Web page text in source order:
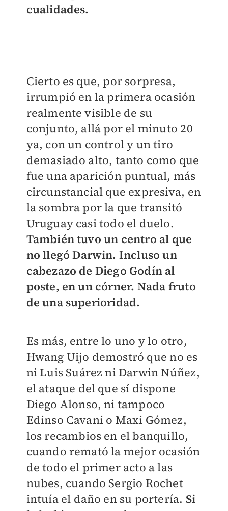
cualidades.
Cierto es que, por sorpresa,
irrumpió en la primera ocasión
realmente visible de su
conjunto, allá por el minuto 20
ya, con un control y un tiro
demasiado alto, tanto como que
fue una aparición puntual, más
circunstancial que expresiva, en
la sombra por la que transitó
Uruguay casi todo el duelo.
También tuvo un centro al que
no llegó Darwin. Incluso un
cabezazo de Diego Godín al
poste, en un córner. Nada fruto
de una superioridad.
Es más, entre lo uno y lo otro,
Hwang Uijo demostró que no es
ni Luis Suárez ni Darwin Núñez,
el ataque del que sí dispone
Diego Alonso, ni tampoco
Edinso Cavani o Maxi Gómez,
los recambios en el banquillo,
cuando remató la mejor ocasión
de todo el primer acto a las
nubes, cuando Sergio Rochet
intuía el daño en su portería. Si